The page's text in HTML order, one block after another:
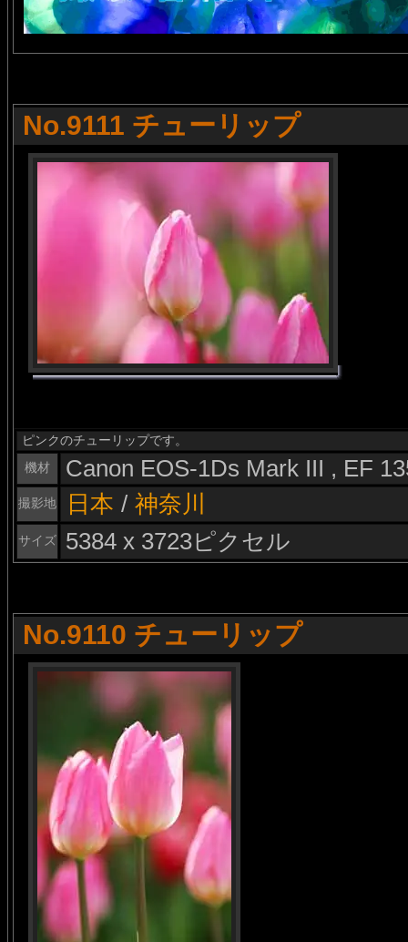
No.9111 チューリップ
ピンクのチューリップです。
機材
Canon EOS-1Ds Mark III , EF
撮影地 日本 / 神奈川
サイズ 5384 x 3723ピクセル
No.9110 チューリップ